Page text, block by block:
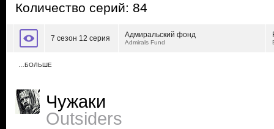
Количество серий: 84
7 сезон 12 серия Адмиральский фонд
Admirals Fund
…БОЛЬШЕ
Чужаки
Outsiders